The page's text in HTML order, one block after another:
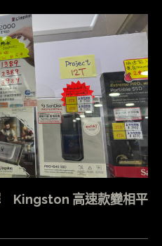
Kingston 高速款變相平